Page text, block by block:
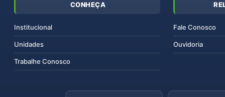
CONHEÇA
Institucional
Unidades
Trabalhe Conosco
Fale Conosco
Ouvidoria